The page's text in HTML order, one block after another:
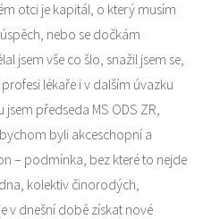
otci je kapitál, o který musím
nebo se dočkám
jsem vše co šlo, snažil jsem se,
lékaře i v dalším úvazku
předseda MS ODS ZR,
byli akceschopní a
– podmínka, bez které to nejde
kolektiv činorodých,
v dnešní době získat nové